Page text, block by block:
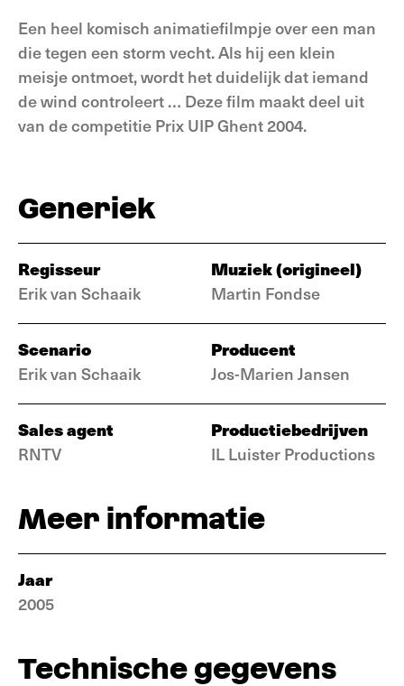
Een heel komisch animatiefilmpje over een man
die tegen een storm vecht. Als hij een klein
meisje ontmoet, wordt het duidelijk dat iemand
de wind controleert … Deze film maakt deel uit
van de competitie Prix UIP Ghent 2004.
Generiek
Regisseur
Erik van Schaaik
Muziek (origineel)
Martin Fondse
Scenario
Erik van Schaaik
Producent
Jos-Marien Jansen
Sales agent
RNTV
Productiebedrijven
IL Luister Productions
Meer informatie
Jaar
2005
Technische gegevens